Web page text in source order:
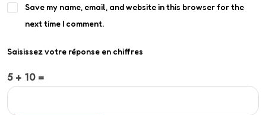
Save my name, email, and website in this browser for the
next time I comment.
Saisissez votre réponse en chiffres
5 + 10 =